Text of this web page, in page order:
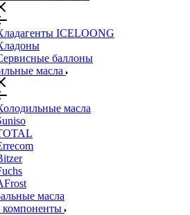
ICELOONG
баллоны
масла
масла
масла